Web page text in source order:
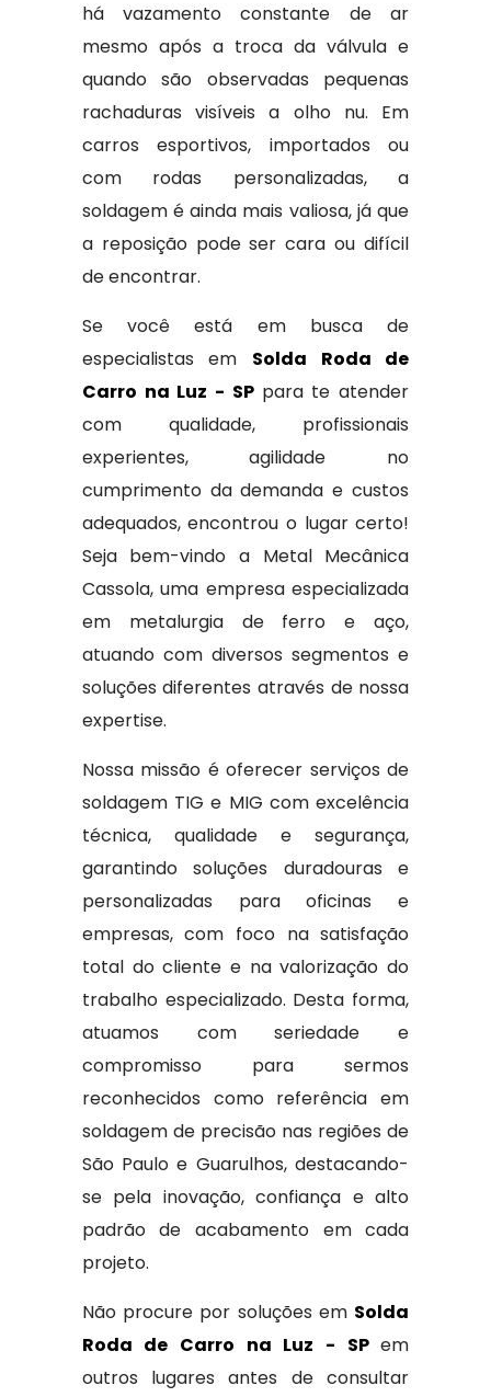
há vazamento constante de ar
mesmo após a troca da válvula e
quando são observadas pequenas
rachaduras visíveis a olho nu. Em
carros esportivos, importados ou
com rodas personalizadas, a
soldagem é ainda mais valiosa, já que
a reposição pode ser cara ou difícil
de encontrar.
Se você está em busca de
especialistas em Solda Roda de
Carro na Luz - SP para te atender
com qualidade, profissionais
experientes, agilidade no
cumprimento da demanda e custos
adequados, encontrou o lugar certo!
Seja bem-vindo a Metal Mecânica
Cassola, uma empresa especializada
em metalurgia de ferro e aço,
atuando com diversos segmentos e
soluções diferentes através de nossa
expertise.
Nossa missão é oferecer serviços de
soldagem TIG e MIG com excelência
técnica, qualidade e segurança,
garantindo soluções duradouras e
personalizadas para oficinas e
empresas, com foco na satisfação
total do cliente e na valorização do
trabalho especializado. Desta forma,
atuamos com seriedade e
compromisso para sermos
reconhecidos como referência em
soldagem de precisão nas regiões de
São Paulo e Guarulhos, destacando-
se pela inovação, confiança e alto
padrão de acabamento em cada
projeto.
Não procure por soluções em Solda
Roda de Carro na Luz - SPem
outros lugares antes de consultar